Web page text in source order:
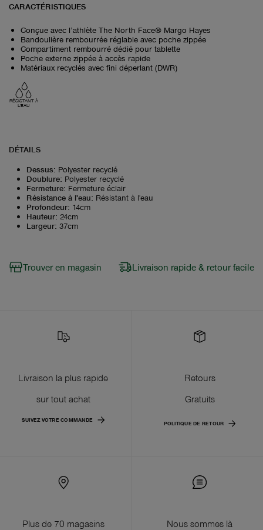
CARACTÉRISTIQUES
Conçue avec l’athlète The North Face® Margo Hayes
Bandoulière rembourrée réglable avec poche zippée
Compartiment rembourré dédié pour tablette
Poche externe zippée à accès rapide
Matériaux recyclés avec fini déperlant (DWR)
RÉSISTANT À
L'EAU
DÉTAILS
Dessus: Polyester recyclé
Doublure: Polyester recyclé
Fermeture: Fermeture éclair
Résistance à l'eau: Résistant à l'eau
Profondeur: 14cm
Hauteur: 24cm
Largeur: 37cm
Trouver en magasin Livraison rapide & retour facile
Livraison la plus rapide
sur tout achat
SUIVEZ VOTRE COMMANDE
Retours
Gratuits
POLITIQUE DE RETOUR
Plus de 70 magasins
Nous sommes là